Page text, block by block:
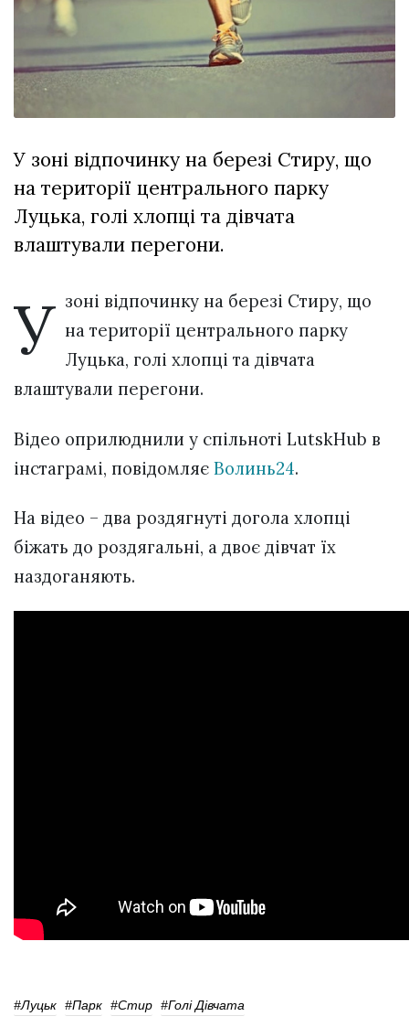
Спартакіада
VolWe...
Всі розділи
Лайф
Афіша
ZONE 18+
Політика конфіденційності
У зоні відпочинку на березі Стиру, що
на території центрального парку
Луцька, голі хлопці та дівчата
влаштували перегони.
У зоні відпочинку на березі Стиру, що
на території центрального парку
Луцька, голі хлопці та дівчата
влаштували перегони.
Відео оприлюднили у спільноті LutskHub в
інстаграмі, повідомляє Волинь24.
На відео – два роздягнуті догола хлопці
біжать до роздягальні, а двоє дівчат їх
наздоганяють.
#Луцьк #парк #Стир #голі Дівчата